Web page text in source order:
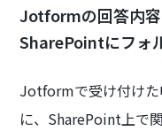
Jotformの回答内
SharePointにフォ
Jotformで受け付けた
に、SharePoint上で